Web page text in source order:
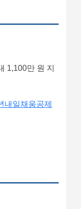
1,100만 원 지
내일채움공제